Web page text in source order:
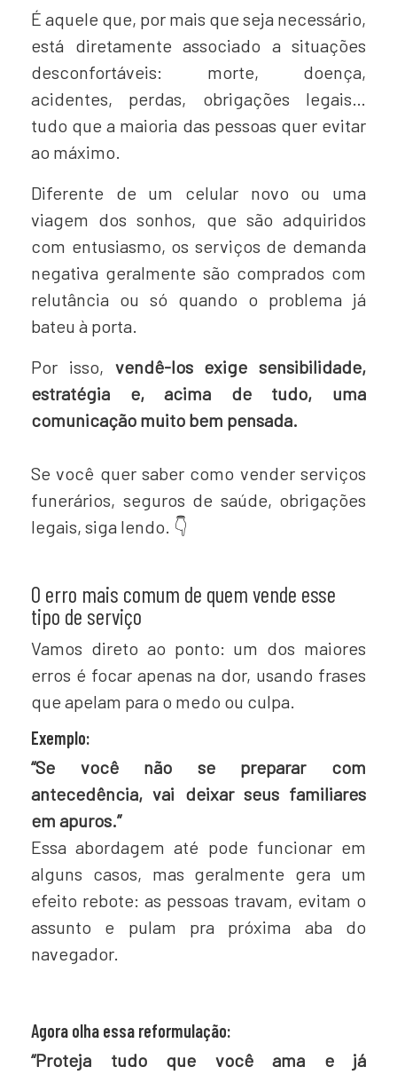
É aquele que, por mais que seja necessário,
está diretamente associado a situações
desconfortáveis: morte, doença,
acidentes, perdas, obrigações legais…
tudo que a maioria das pessoas quer evitar
ao máximo.
Diferente de um celular novo ou uma
viagem dos sonhos, que são adquiridos
com entusiasmo, os serviços de demanda
negativa geralmente são comprados com
relutância ou só quando o problema já
bateu à porta.
Por isso, vendê-los exige sensibilidade,
estratégia e, acima de tudo, uma
comunicação muito bem pensada.
Se você quer saber como vender serviços
funerários, seguros de saúde, obrigações
legais, siga lendo. 👇
O erro mais comum de quem vende esse
tipo de serviço
Vamos direto ao ponto: um dos maiores
erros é focar apenas na dor, usando frases
que apelam para o medo ou culpa.
Exemplo:
“Se você não se preparar com
antecedência, vai deixar seus familiares
em apuros.”
Essa abordagem até pode funcionar em
alguns casos, mas geralmente gera um
efeito rebote: as pessoas travam, evitam o
assunto e pulam pra próxima aba do
navegador.
Agora olha essa reformulação:
“Proteja tudo que você ama e já